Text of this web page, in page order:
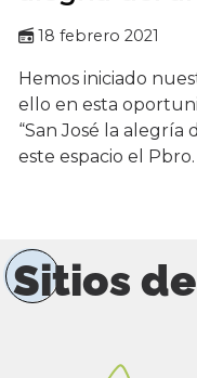
18 febrero 2021
Hemos iniciado
ello en esta
“San José la alegría
este espacio el
Sitios